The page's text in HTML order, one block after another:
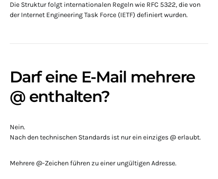
Die Struktur folgt internationalen Regeln wie RFC 5322, die von
der Internet Engineering Task Force (IETF) definiert wurden.
Darf eine E-Mail mehrere
@ enthalten?
Nein.
Nach den technischen Standards ist nur ein einziges @ erlaubt.
Mehrere @-Zeichen führen zu einer ungültigen Adresse.